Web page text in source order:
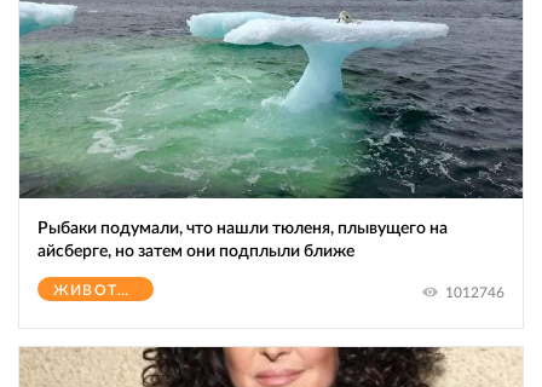
Рыбаки подумали, что нашли тюленя, плывущего на
айсберге, но затем они подплыли ближе
ЖИВОТНЫЕ 1012746